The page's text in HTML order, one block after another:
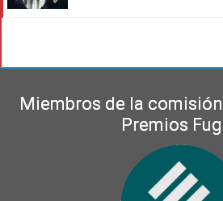
Miembros de la
Premios